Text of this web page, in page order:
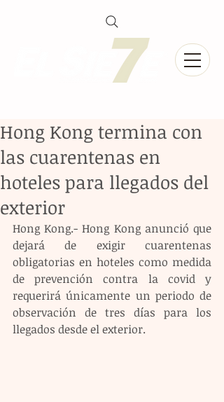
Hong Kong termina con
las cuarentenas en
hoteles para llegados del
exterior
Hong Kong.- Hong Kong anunció que
dejará de exigir cuarentenas
obligatorias en hoteles como medida
de prevención contra la covid y
requerirá únicamente un periodo de
observación de tres días para los
llegados desde el exterior.